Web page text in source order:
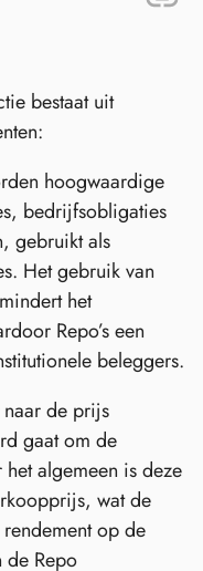
bestaat uit
hoogwaardige
bedrijfsobligaties
gebruikt als
Het gebruik van
het
Repo’s een
beleggers.
de prijs
gaat om de
algemeen is deze
wat de
op de
Repo